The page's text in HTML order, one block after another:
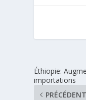
Éthiopie:
importations
PRÉCÉDENT